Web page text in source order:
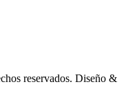
reservados. Diseño &